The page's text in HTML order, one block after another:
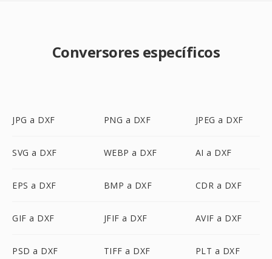
Conversores específicos
JPG a DXF PNG a DXF JPEG a DXF
SVG a DXF WEBP a DXF AI a DXF
EPS a DXF BMP a DXF CDR a DXF
GIF a DXF JFIF a DXF AVIF a DXF
PSD a DXF TIFF a DXF PLT a DXF